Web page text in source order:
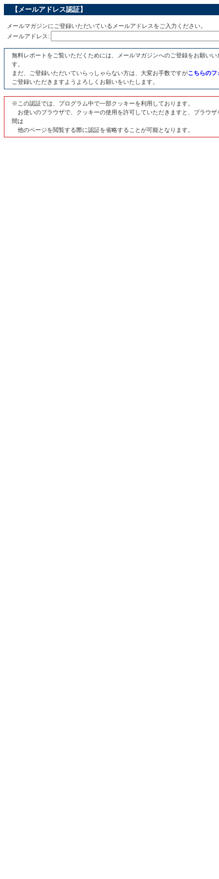
【メールアドレス認証】
メールマガジンにご登録いただいているメールアドレスをご入力ください。
メールアドレス:
無料レポートをご覧いただくためには、メールマガジンへのご登録をお願いい
す。
まだ、ご登録いただいていらっしゃらない方は、大変お手数ですがこちらのフ
ご登録いただきますようよろしくお願いをいたします。
※この認証では、プログラム中で一部クッキーを利用しております。
お使いのブラウザで、クッキーの使用を許可していただきますと、ブラウザ
間は
他のページを閲覧する際に認証を省略することが可能となります。